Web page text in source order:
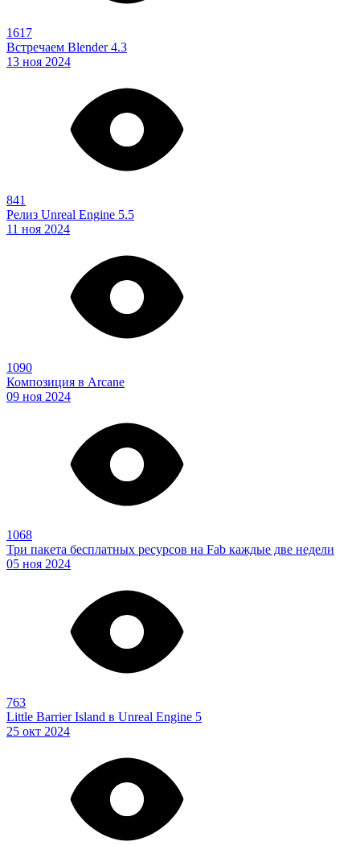
1617
Встречаем Blender 4.3
13 ноя 2024
841
Релиз Unreal Engine 5.5
11 ноя 2024
1090
Композиция в Arcane
09 ноя 2024
1068
Три пакета бесплатных ресурсов на Fab каждые две недели
05 ноя 2024
763
Little Barrier Island в Unreal Engine 5
25 окт 2024